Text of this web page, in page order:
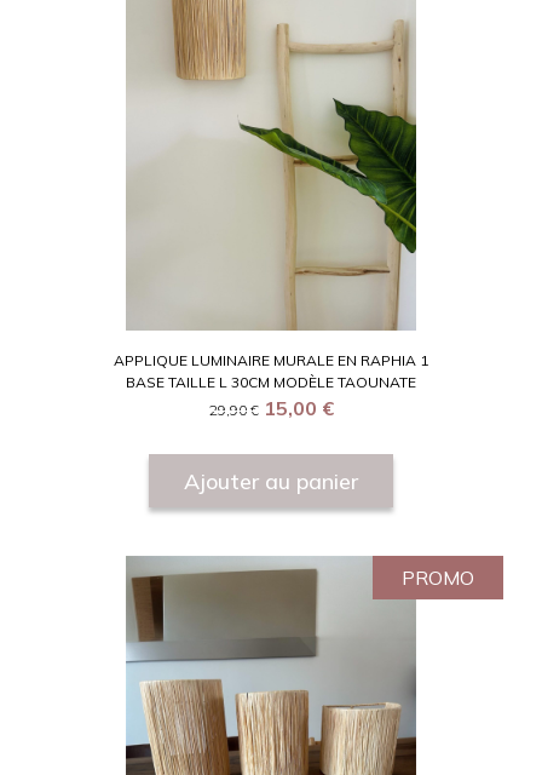
APPLIQUE LUMINAIRE MURALE EN RAPHIA 1
BASE TAILLE L 30CM MODÈLE TAOUNATE
29,90 € 15,00 €
Ajouter au panier
PROMO